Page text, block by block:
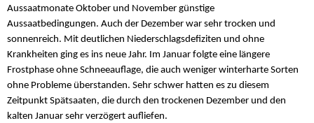
Aussaatmonate Oktober und November günstige
Aussaatbedingungen. Auch der Dezember war sehr trocken und
sonnenreich. Mit deutlichen Niederschlagsdefiziten und ohne
Krankheiten ging es ins neue Jahr. Im Januar folgte eine längere
Frostphase ohne Schneeauflage, die auch weniger winterharte Sorten
ohne Probleme überstanden. Sehr schwer hatten es zu diesem
Zeitpunkt Spätsaaten, die durch den trockenen Dezember und den
kalten Januar sehr verzögert aufliefen.